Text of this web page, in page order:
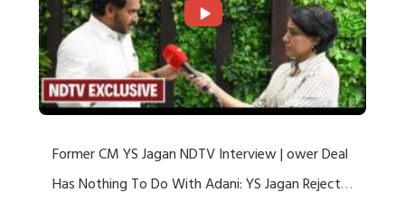
Former CM YS Jagan NDTV Interview | ower Deal
Has Nothing To Do With Adani: YS Jagan Rejects